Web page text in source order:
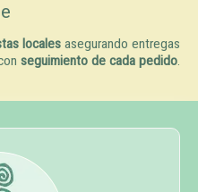
locales asegurando entregas
seguimiento de cada pedido.